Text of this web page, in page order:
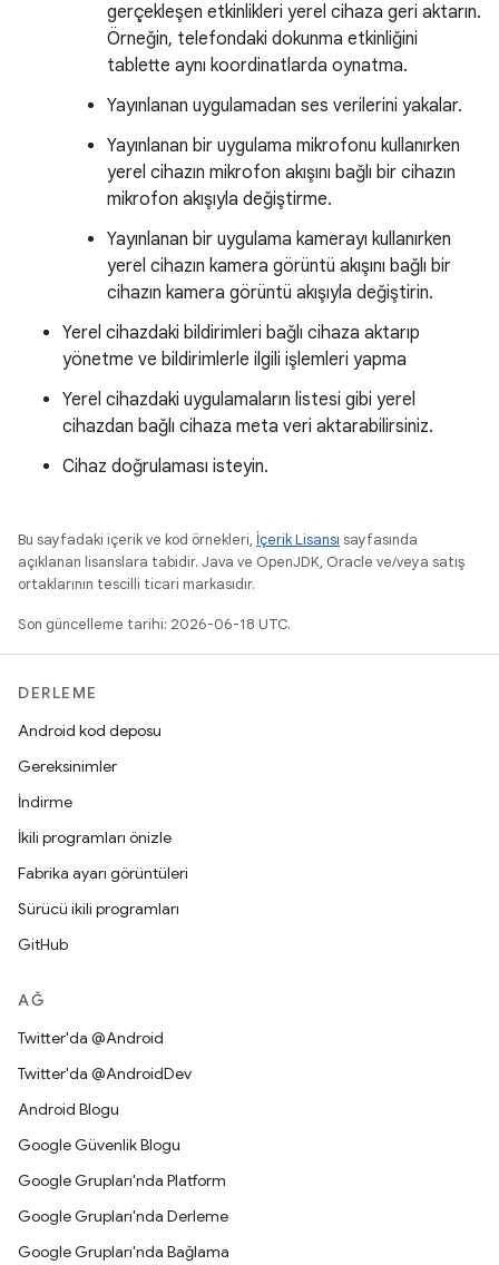
gerçekleşen etkinlikleri yerel cihaza geri aktarın.
Örneğin, telefondaki dokunma etkinliğini
tablette aynı koordinatlarda oynatma.
Yayınlanan uygulamadan ses verilerini yakalar.
Yayınlanan bir uygulama mikrofonu kullanırken
yerel cihazın mikrofon akışını bağlı bir cihazın
mikrofon akışıyla değiştirme.
Yayınlanan bir uygulama kamerayı kullanırken
yerel cihazın kamera görüntü akışını bağlı bir
cihazın kamera görüntü akışıyla değiştirin.
Yerel cihazdaki bildirimleri bağlı cihaza aktarıp
yönetme ve bildirimlerle ilgili işlemleri yapma
Yerel cihazdaki uygulamaların listesi gibi yerel
cihazdan bağlı cihaza meta veri aktarabilirsiniz.
Cihaz doğrulaması isteyin.
Bu sayfadaki içerik ve kod örnekleri, İçerik Lisansı sayfasında
açıklanan lisanslara tabidir. Java ve OpenJDK, Oracle ve/veya satış
ortaklarının tescilli ticari markasıdır.
Son güncelleme tarihi: 2026-06-18 UTC.
DERLEME
Android kod deposu
Gereksinimler
İndirme
İkili programları önizle
Fabrika ayarı görüntüleri
Sürücü ikili programları
GitHub
AĞ
Twitter'da @Android
Twitter'da @AndroidDev
Android Blogu
Google Güvenlik Blogu
Google Grupları'nda Platform
Google Grupları'nda Derleme
Google Grupları'nda Bağlama